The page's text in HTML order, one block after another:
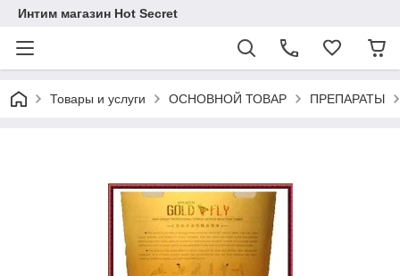
Интим магазин Hot Secret
Товары и услуги ОСНОВНОЙ ТОВАР ПРЕПАРАТЫ